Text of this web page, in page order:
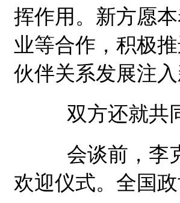
挥作用。新方愿
业等合作，积极
伙伴关系发展注入
双方还就共同
会谈前，李克
欢迎仪式。全国